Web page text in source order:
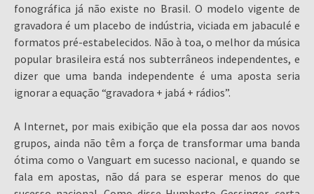
fonográfica já não existe no Brasil. O modelo vigente de
gravadora é um placebo de indústria, viciada em jabaculé e
formatos pré-estabelecidos. Não à toa, o melhor da música
popular brasileira está nos subterrâneos independentes, e
dizer que uma banda independente é uma aposta seria
ignorar a equação “gravadora + jabá + rádios”.
A Internet, por mais exibição que ela possa dar aos novos
grupos, ainda não têm a força de transformar uma banda
ótima como o Vanguart em sucesso nacional, e quando se
fala em apostas, não dá para se esperar menos do que